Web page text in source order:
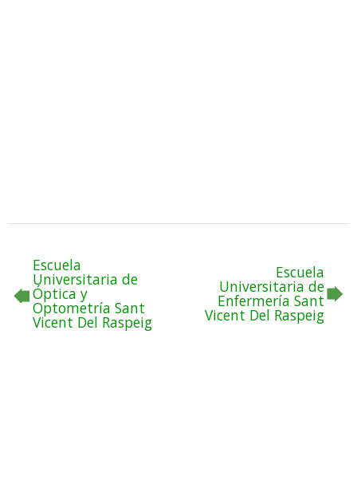
Escuela
Universitaria de
Óptica y
Optometría Sant
Vicent Del Raspeig
Escuela
Universitaria de
Enfermería Sant
Vicent Del Raspeig